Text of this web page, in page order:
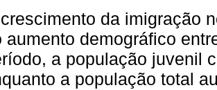
da imigração
aumento demográfico
a população juvenil
a população total